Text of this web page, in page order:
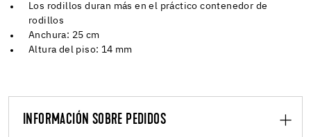
Los rodillos duran más en el práctico contenedor de
rodillos
Anchura: 25 cm
Altura del piso: 14 mm
INFORMACIÓN SOBRE PEDIDOS